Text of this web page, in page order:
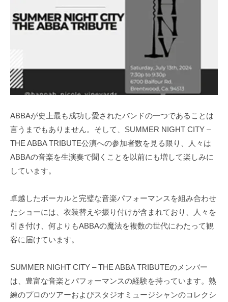
ABBAが史上最も成功し愛されたバンドの一つであることは
言うまでもありません。そして、SUMMER NIGHT CITY –
THE ABBA TRIBUTE公演への参加者数を見る限り、人々は
ABBAの音楽を生演奏で聞くことを以前にも増して楽しみに
しています。
卓越したボーカルと完璧な音楽パフォーマンスを組み合わせ
たショーには、衣装替えや振り付けが含まれており、人々を
引き付け、何よりもABBAの魔法を複数の世代にわたって観
客に届けています。
SUMMER NIGHT CITY – THE ABBA TRIBUTEのメンバー
は、豊富な音楽とパフォーマンスの経験を持っています。熟
練のプロのツアーおよびスタジオミュージシャンのコレクシ